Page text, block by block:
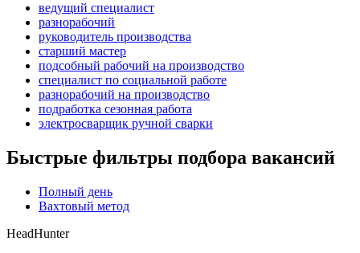
ведущий специалист
разнорабочий
руководитель производства
старший мастер
подсобный рабочий на производство
специалист по социальной работе
разнорабочий на производство
подработка сезонная работа
электросварщик ручной сварки
Быстрые фильтры подбора вакансий
Полный день
Вахтовый метод
HeadHunter